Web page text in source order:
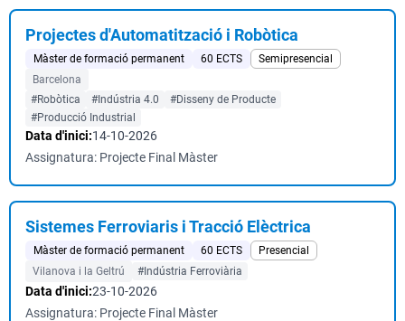
Projectes d'Automatització i Robòtica
Màster de formació permanent 60 ECTS
Semipresencial
Barcelona
#Robòtica
#Indústria 4.0
#Disseny de Producte
#Producció Industrial
Data d'inici:14-10-2026
Assignatura: Projecte Final Màster
Sistemes Ferroviaris i Tracció Elèctrica
Màster de formació permanent 60 ECTS
Presencial
Vilanova i la Geltrú
#Indústria Ferroviària
Data d'inici:23-10-2026
Assignatura: Projecte Final Màster